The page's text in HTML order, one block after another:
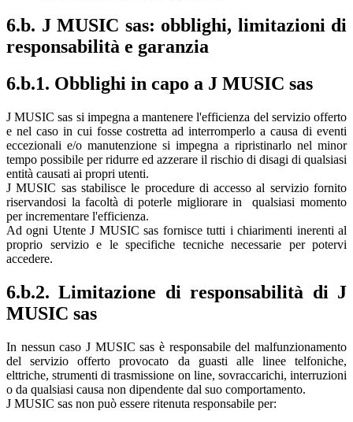
6.b. J MUSIC sas: obblighi, limitazioni di
responsabilità e garanzia
6.b.1. Obblighi in capo a J MUSIC sas
J MUSIC sas si impegna a mantenere l'efficienza del servizio offerto
e nel caso in cui fosse costretta ad interromperlo a causa di eventi
eccezionali e/o manutenzione si impegna a ripristinarlo nel minor
tempo possibile per ridurre ed azzerare il rischio di disagi di qualsiasi
entità causati ai propri utenti.
J MUSIC sas stabilisce le procedure di accesso al servizio fornito
riservandosi la facoltà di poterle migliorare in qualsiasi momento
per incrementare l'efficienza.
Ad ogni Utente J MUSIC sas fornisce tutti i chiarimenti inerenti al
proprio servizio e le specifiche tecniche necessarie per potervi
accedere.
6.b.2. Limitazione di responsabilità di J
MUSIC sas
In nessun caso J MUSIC sas è responsabile del malfunzionamento
del servizio offerto provocato da guasti alle linee telfoniche,
elttriche, strumenti di trasmissione on line, sovraccarichi, interruzioni
o da qualsiasi causa non dipendente dal suo comportamento.
J MUSIC sas non può essere ritenuta responsabile per: